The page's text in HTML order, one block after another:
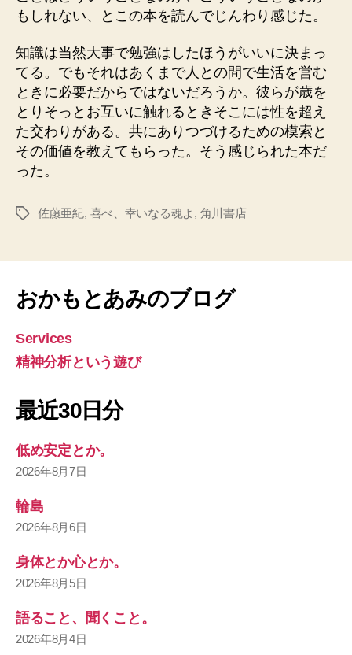
もしれない、とこの本を読んでじんわり感じた。
知識は当然大事で勉強はしたほうがいいに決まっ
てる。でもそれはあくまで人との間で生活を営む
ときに必要だからではないだろうか。彼らが歳を
とりそっとお互いに触れるときそこには性を超え
た交わりがある。共にありつづけるための模索と
その価値を教えてもらった。そう感じられた本だ
った。
タ
佐藤亜紀, 喜べ、幸いなる魂よ , 角川書店
おかもとあみのブログ
Services
精神分析という遊び
最近30日分
低め安定とか。
2026年8月7日
輪島
2026年8月6日
身体とか心とか。
2026年8月5日
語ること、聞くこと。
2026年8月4日